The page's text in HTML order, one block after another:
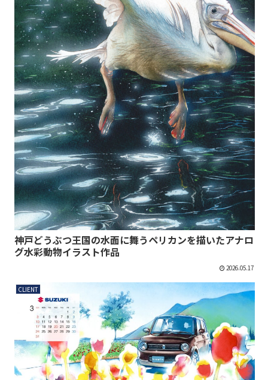
神戸どうぶつ王国の水面に舞うペリカンを描いたアナロ
グ水彩動物イラスト作品
2026.05.17
CLIENT